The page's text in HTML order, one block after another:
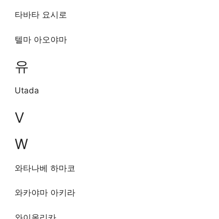
타바타 요시로
텔마 아오야마
유
Utada
V
W
와타나베 하마코
와카야마 아키라